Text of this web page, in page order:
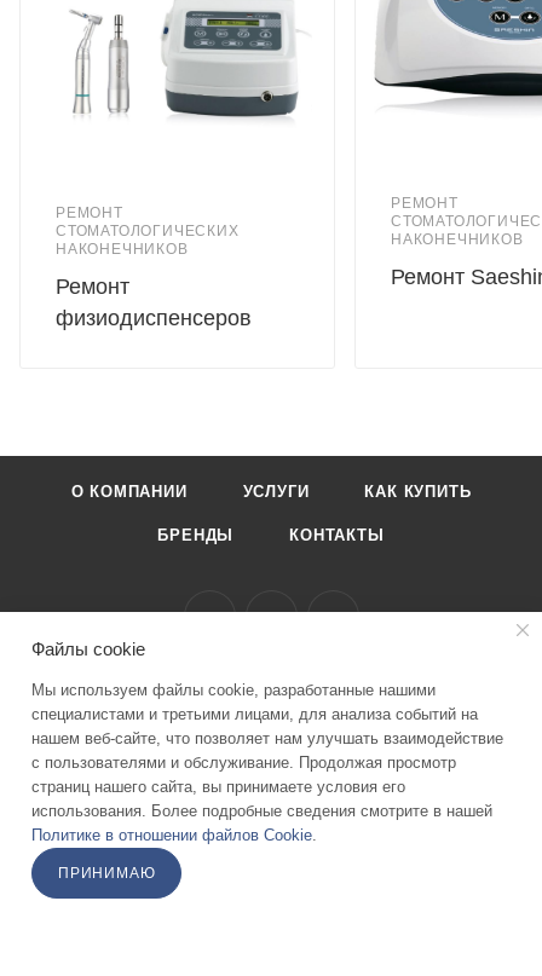
Средняя наработка на отказ, не менее - 120 часов
Фрикционный зажим бора (бор вставляется при помощи
ключа-толкателя)
Масса наконечника, не более - 0,1 кг
Применение: препарирование кариозных полостей,
турбинные наконечники используют все типы
РЕМОНТ
СТОМАТОЛОГИЧЕСКИХ
НАКОНЕЧНИКОВ
Ремонт
физиодиспенсеров
РЕМОНТ
НАКОНЕЧНИКОВ
Ремонт
О КОМПАНИИ УСЛУГИ КАК КУПИТЬ
БРЕНДЫ КОНТАКТЫ
8-495-989-51-83
info@stomicom
г. Москва ул. Москворечье 4к3 1 этаж
ПОДПИСАТЬСЯ НА РАССЫЛКУ
Файлы cookie
Мы используем файлы cookie, разработанные нашими
специалистами и третьими лицами, для анализа событий на
нашем веб-сайте, что позволяет нам улучшать взаимодействие
с пользователями и обслуживание. Продолжая просмотр
страниц нашего сайта, вы принимаете условия его
использования. Более подробные сведения смотрите в нашей
Политике в отношении файлов Cookie.
ПРИНИМАЮ